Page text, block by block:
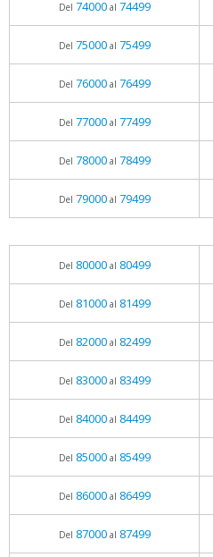
Del 74000al 74499
Del 75000al 75499
Del 76000al 76499
Del 77000al 77499
Del 78000al 78499
Del 79000al 79499
Del 80000al 80499
Del 81000al 81499
Del 82000al 82499
Del 83000al 83499
Del 84000al 84499
Del 85000al 85499
Del 86000al 86499
Del 87000al 87499